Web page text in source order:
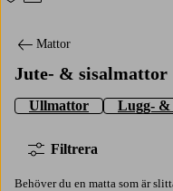
Mattor
Jute- & sisalmattor
Ullmattor Lugg-
Filtrera
Behöver du en matta som är